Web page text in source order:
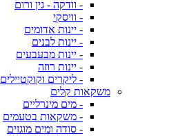
- וודקה - גין ורום
- וויסקי
- יינות אדומים
- יינות לבנים
- יינות מבעבעים
- יינות רוזה
- ליקרים וקוקטיילים
משקאות קלים
- מים מינרליים
- משקאות בטעמים
- סודה ומים מוגזים